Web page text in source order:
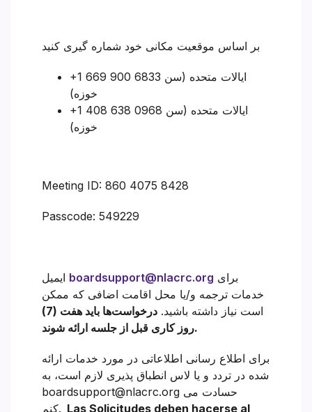
بر اساس موقعیت مکانی خود شماره گیری کنید
+1 669 900 6833 ایالات متحده (سن
خوزه)
+1 408 638 0968 ایالات متحده (سن
خوزه)
Meeting ID: 860 4075 8428
Passcode: 549229
boardsupport@nlacrc.org
خدمات ترجمه و/یا محل اقامت اضافی که ممکن
است نیاز داشته باشید.
درخواست‌ها باید هفت (7)
روز کاری قبل از جلسه ارائه شوند.
برای اطلاع رسانی اطلاعاتی در مورد خدمات ارائه
شده در تردد و یا لاس انطباق پذیری لازم است، به
boardsupport@nlacrc.org حسادت می
کنم. Las Solicitudes deben hacerse al